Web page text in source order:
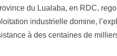
du Lualaba, en RDC,
industrielle domine,
à des centaines de